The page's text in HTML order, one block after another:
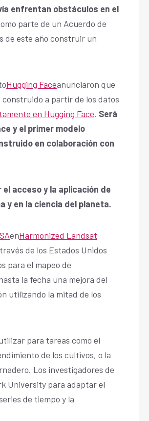
enfrentan obstáculos en el
parte de un Acuerdo de
de este año construir un
Hugging Faceanunciaron que
construido a partir de los datos
en Hugging Face. Será
y el primer modelo
en colaboración con
acceso y la aplicación de
y en la ciencia del planeta.
enHarmonized Landsat
de los Estados Unidos
para el mapeo de
la fecha una mejora del
utilizando la mitad de los
para tareas como el
de los cultivos, o la
Los investigadores de
University para adaptar el
de tiempo y la